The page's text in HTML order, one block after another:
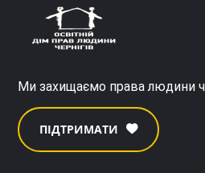
Ми захищаємо права людини
ПІДТРИМАТИ